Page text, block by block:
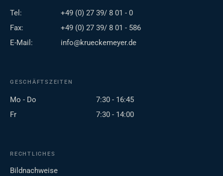
Tel:
+49 (0) 27 39/ 8 01 - 0
Fax:
+49 (0) 27 39/ 8 01 - 586
E-Mail:
info@krueckemeyer.de
GESCHÄFTSZEITEN
Mo - Do
7:30 - 16:45
Fr
7:30 - 14:00
RECHTLICHES
Bildnachweise